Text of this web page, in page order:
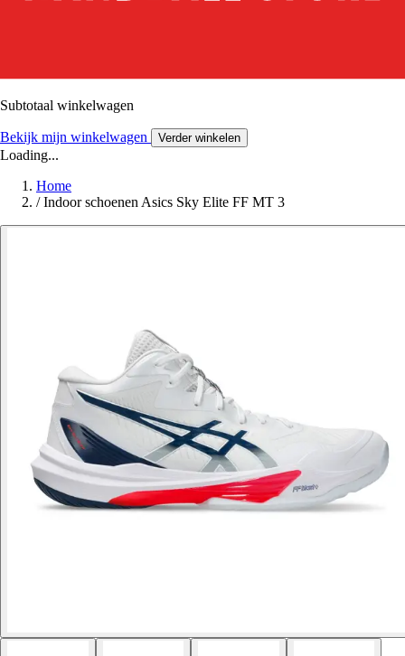
Subtotaal winkelwagen
Bekijk mijn winkelwagen Verder winkelen
Loading...
Home
/ Indoor schoenen Asics Sky Elite FF MT 3